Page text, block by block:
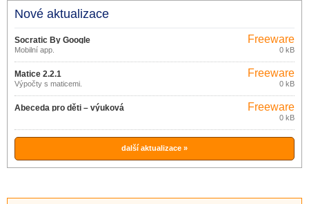
Nové aktualizace
Socratic By Google
1.3.0.337156962
Mobilní app.
Freeware
0 kB
Matice 2.2.1
Výpočty s maticemi.
Freeware
0 kB
Abeceda pro děti – výuková
Freeware
0 kB
další aktualizace »